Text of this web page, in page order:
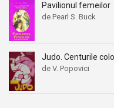
Pavilionul femeilor
de Pearl S. Buck
Judo. Centurile
de V. Popovici